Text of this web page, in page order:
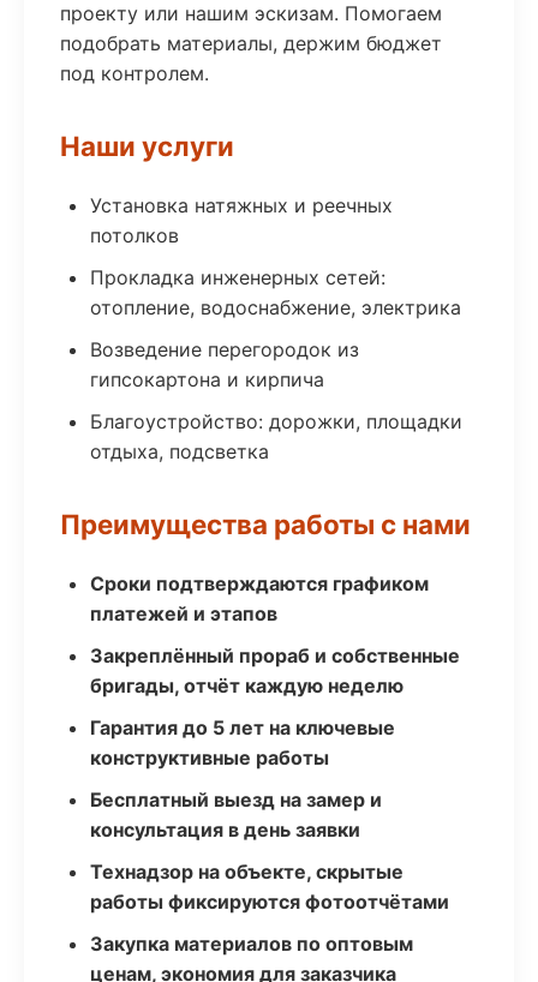
проекту или нашим эскизам. Помогаем
подобрать материалы, держим бюджет
под контролем.
Наши услуги
Установка натяжных и реечных
потолков
Прокладка инженерных сетей:
отопление, водоснабжение, электрика
Возведение перегородок из
гипсокартона и кирпича
Благоустройство: дорожки, площадки
отдыха, подсветка
Преимущества работы с нами
Сроки подтверждаются графиком
платежей и этапов
Закреплённый прораб и собственные
бригады, отчёт каждую неделю
Гарантия до 5 лет на ключевые
конструктивные работы
Бесплатный выезд на замер и
консультация в день заявки
Технадзор на объекте, скрытые
работы фиксируются фотоотчётами
Закупка материалов по оптовым
ценам, экономия для заказчика